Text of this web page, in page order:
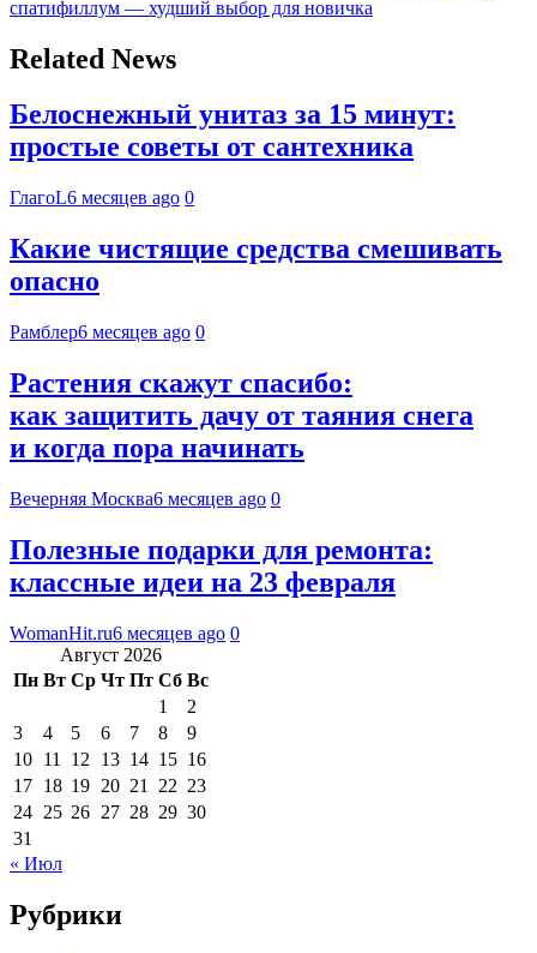
спатифиллум — худший выбор для новичка
Related News
Белоснежный унитаз за 15 минут:
простые советы от сантехника
ГлагоL6 месяцев ago 0
Какие чистящие средства смешивать
опасно
Рамблер6 месяцев ago 0
Растения скажут спасибо:
как защитить дачу от таяния снега
и когда пора начинать
Вечерняя Москва6 месяцев ago 0
Полезные подарки для ремонта:
классные идеи на 23 февраля
WomanHit.ru6 месяцев ago 0
Август 2026
Пн Вт Ср Чт Пт Сб Вс
1
2
3
4 5 6 7 8
9
10 11 12 13 14 15 16
17 18 19 20 21 22 23
24 25 26 27 28 29 30
31
« Июл
Рубрики